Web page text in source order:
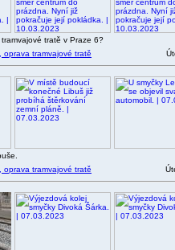
tratě v Praze 6?
oprava tramvajové tratě
oprava tramvajové tratě